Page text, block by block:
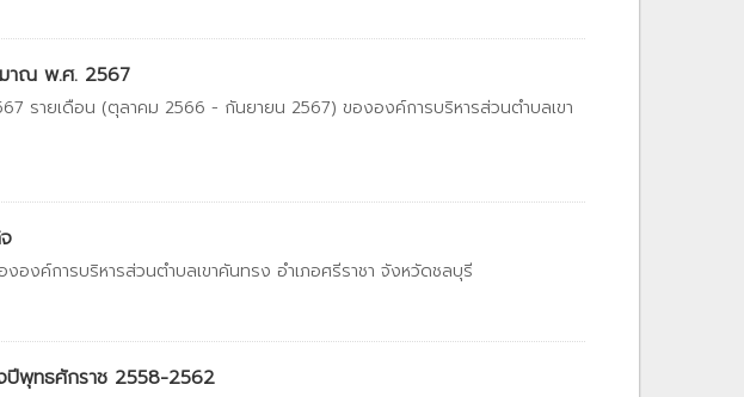
มาณ พ.ศ. 2567
รายเดือน (ตุลาคม 2566 - กันยายน 2567) ขององค์การบริหารส่วนตำบลเขา
งค์การบริหารส่วนตำบลเขาคันทรง อำเภอศรีราชา จังหวัดชลบุรี
ปีพุทธศักราช 2558-2562